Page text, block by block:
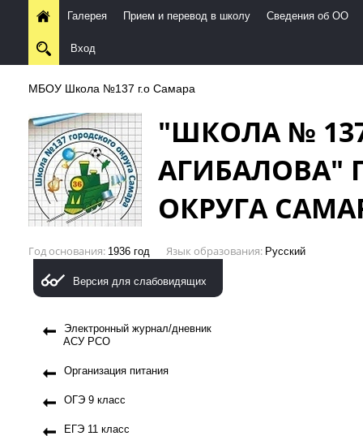
Галерея Прием и перевод в школу Сведения об ОО
Вход
МБОУ Школа №137 г.о Самара
"ШКОЛА №
АГИБАЛОВА"
ОКРУГА
Год основания 1936 год Язык образования Русский
Версия для слабовидящих
Электронный журнал/дневник
АСУ РСО
Организация питания
ОГЭ 9 класс
ЕГЭ 11 класс